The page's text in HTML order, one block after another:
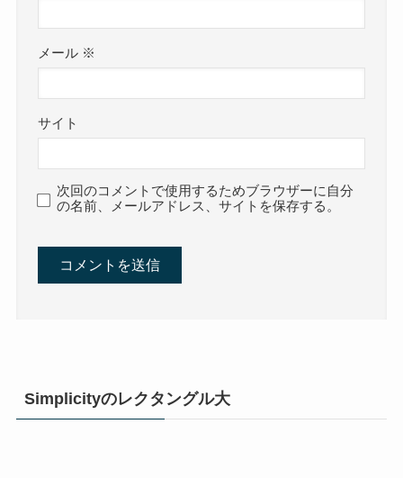
メール ※
サイト
次回のコメントで使用するためブラウザーに自分
の名前、メールアドレス、サイトを保存する。
Simplicityのレクタングル大